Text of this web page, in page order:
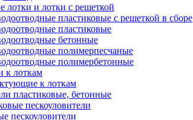
лотки и лотки с решеткой
пластиковые с решеткой в сборе
пластиковые
бетонные
полимерпесчаные
полимербетонные
к лоткам
к лоткам
пластиковые, бетонные
пескоуловители
пескоуловители